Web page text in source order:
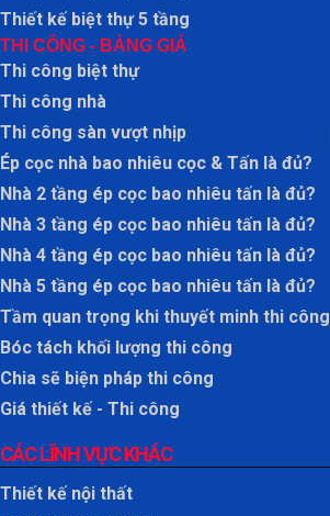
Thiết kế biệt thự 5 tầng
THI CÔNG - BẢNG GIÁ
Thi công biệt thự
Thi công nhà
Thi công sàn vượt nhịp
Ép cọc nhà bao nhiêu cọc & Tấn là đủ?
Nhà 2 tầng ép cọc bao nhiêu tấn là đủ?
Nhà 3 tầng ép cọc bao nhiêu tấn là đủ?
Nhà 4 tầng ép cọc bao nhiêu tấn là đủ?
Nhà 5 tầng ép cọc bao nhiêu tấn là đủ?
Tầm quan trọng khi thuyết minh thi công
Bóc tách khối lượng thi công
Chia sẽ biện pháp thi công
Giá thiết kế - Thi công
CÁC LĨNH VỰC KHÁC
Thiết kế nội thất